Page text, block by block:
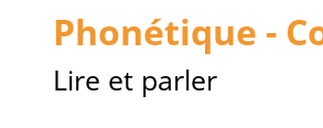
Phonétique -
Lire et parler